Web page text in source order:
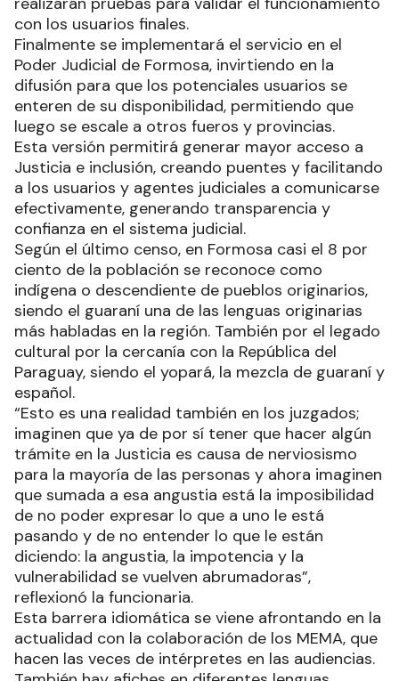
con los usuarios finales.
Finalmente se implementará el servicio en el
Poder Judicial de Formosa, invirtiendo en la
difusión para que los potenciales usuarios se
enteren de su disponibilidad, permitiendo que
luego se escale a otros fueros y provincias.
Esta versión permitirá generar mayor acceso a
Justicia e inclusión, creando puentes y facilitando
a los usuarios y agentes judiciales a comunicarse
efectivamente, generando transparencia y
confianza en el sistema judicial.
Según el último censo, en Formosa casi el 8 por
ciento de la población se reconoce como
indígena o descendiente de pueblos originarios,
siendo el guaraní una de las lenguas originarias
más habladas en la región. También por el legado
cultural por la cercanía con la República del
Paraguay, siendo el yopará, la mezcla de guaraní y
español.
“Esto es una realidad también en los juzgados;
imaginen que ya de por sí tener que hacer algún
trámite en la Justicia es causa de nerviosismo
para la mayoría de las personas y ahora imaginen
que sumada a esa angustia está la imposibilidad
de no poder expresar lo que a uno le está
pasando y de no entender lo que le están
diciendo: la angustia, la impotencia y la
vulnerabilidad se vuelven abrumadoras”,
reflexionó la funcionaria.
Esta barrera idiomática se viene afrontando en la
actualidad con la colaboración de los MEMA, que
hacen las veces de intérpretes en las audiencias.